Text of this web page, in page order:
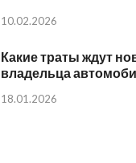
10.02.2026
Какие траты ждут
владельца
18.01.2026